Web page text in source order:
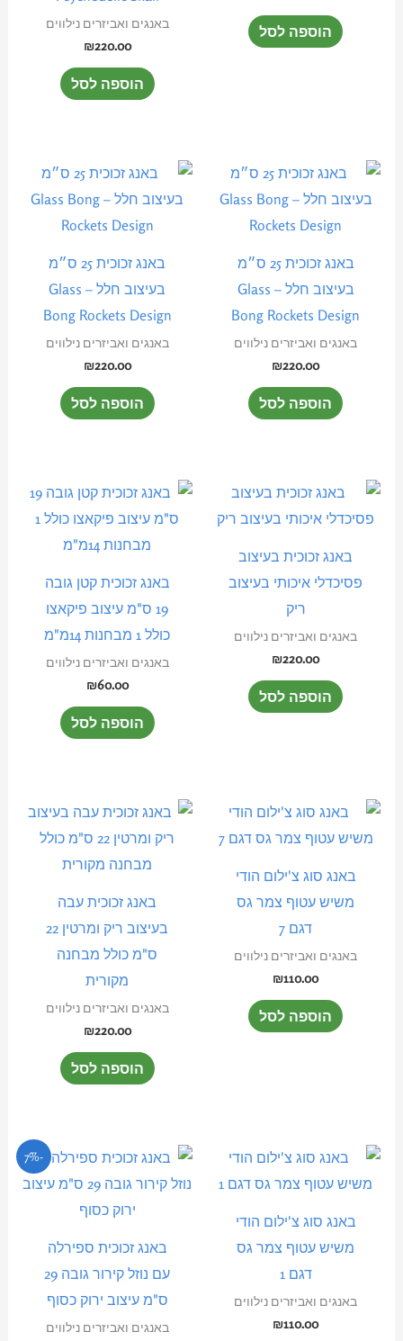
הוספה לסל באנגים ואביזרים נילווים
₪220.00
הוספה לסל
באנג זכוכית 25 ס״מ
בעיצוב חלל – Glass
Bong Rockets Design
באנגים ואביזרים נילווים
₪220.00
הוספה לסל
באנג זכוכית 25 ס״מ
בעיצוב חלל – Glass
Bong Rockets Design
באנגים ואביזרים נילווים
₪220.00
הוספה לסל
באנג זכוכית בעיצוב
פסיכדלי איכותי בעיצוב
ריק
באנגים ואביזרים נילווים
₪220.00
הוספה לסל
באנג זכוכית קטן גובה
19 ס"מ עיצוב פיקאצו
כולל 1 מבחנות 14מ"מ
באנגים ואביזרים נילווים
₪60.00
הוספה לסל
באנג סוג צ'ילום הודי
משיש עטוף צמר גס
דגם 7
באנגים ואביזרים נילווים
₪110.00
הוספה לסל
באנג זכוכית עבה
בעיצוב ריק ומרטין 22
ס"מ כולל מבחנה
מקורית
באנגים ואביזרים נילווים
₪220.00
הוספה לסל
באנג סוג צ'ילום הודי
משיש עטוף צמר גס
דגם 1
באנגים ואביזרים נילווים
₪110.00
-7%
באנג זכוכית ספירלה
עם נוזל קירור גובה 29
ס"מ עיצוב ירוק כסוף
באנגים ואביזרים נילווים
המחיר
המקורי
היה:
המחיר
הנוכחי
הוא: